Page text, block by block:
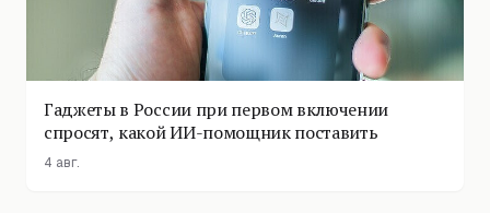
Гаджеты в России при первом включении
спросят, какой ИИ-помощник поставить
4 авг.